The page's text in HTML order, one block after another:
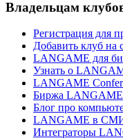
Владельцам
Регистрация для
Добавить клуб на
LANGAME для
Узнать о
LANGAME
Биржа LANGAME
Блог про
LANGAME в
Интеграторы